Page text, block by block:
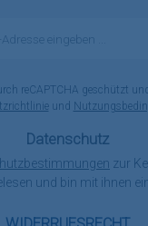
reCAPTCHA geschützt
und
Datenschutz
zur
und bin mit ihnen